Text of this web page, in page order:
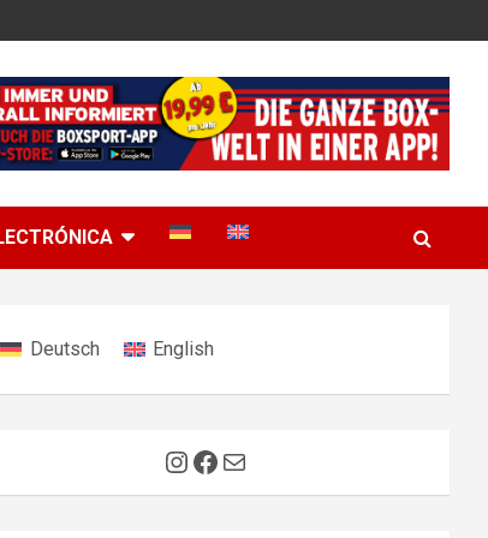
Deutsch English
Instagram
Facebook
Correo electrónico